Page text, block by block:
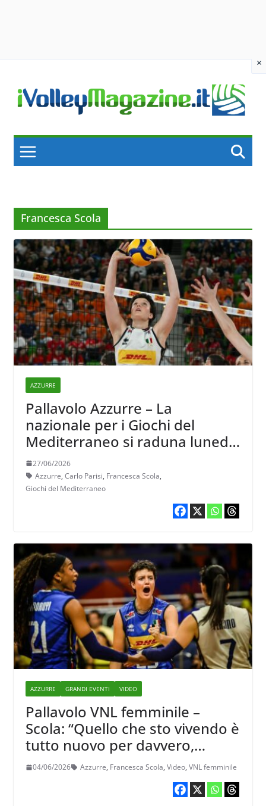
×
content
Francesca Scola
AZZURRE
Pallavolo Azzurre – La
nazionale per i Giochi del
Mediterraneo si raduna lunedì:
c’è anche Scola
27/06/2026
Azzurre, Carlo Parisi, Francesca Scola,
Giochi del Mediterraneo
AZZURRE GRANDI EVENTI VIDEO
Pallavolo VNL femminile –
Scola: “Quello che sto vivendo è
tutto nuovo per davvero,
entrando nel doppio cambio,
devo essere subito pronta per
dare il mio contributo”
04/06/2026 Azzurre, Francesca Scola, Video, VNL femminile